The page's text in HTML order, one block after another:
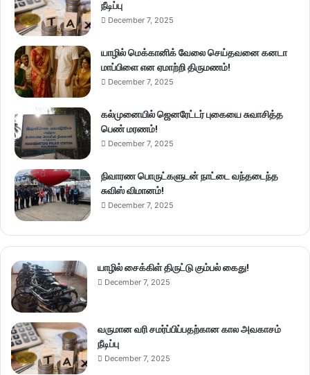
நீடிப்பு
December 7, 2025
யாழில் மெக்கானிக் வேலை செய்தவனை கனடா
மாப்பிளை என ஏமாற்றி திருமணம்!
December 7, 2025
கல்முனையில் ஜெனரேட்டர் புகையை சுவாசித்த
பெண் மரணம்!
December 7, 2025
நிவாரண பொருட்களுடன் நாட்டை வந்தடைந்த
சுவிஸ் விமானம்!
December 7, 2025
யாழில் சைக்கிள் திருட்டு கும்பல் கைது!
December 7, 2025
வருமான வரி சமர்ப்பிப்பதற்கான கால அவகாசம்
நீடிப்பு
December 7, 2025